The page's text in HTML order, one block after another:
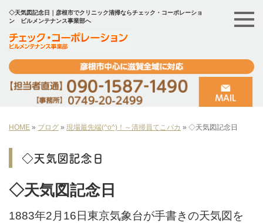
◇天気図記念日｜彦根市でクリニック清掃ならチェック・コーポレーショ
ン ビルメンテナンス事業部へ
HOME » ブログ » 現場最先端(^o^)！～清掃員てこパカ » ◇天気図記念日
◇天気図記念日
◇天気図記念日
1883年2月16日東京気象台が手書きの天気図を